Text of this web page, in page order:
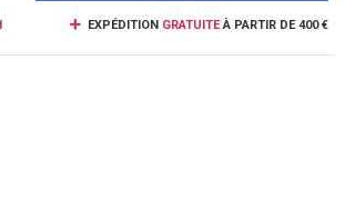
EXPÉDITION GRATUITEÀ PARTIR DE 400 €